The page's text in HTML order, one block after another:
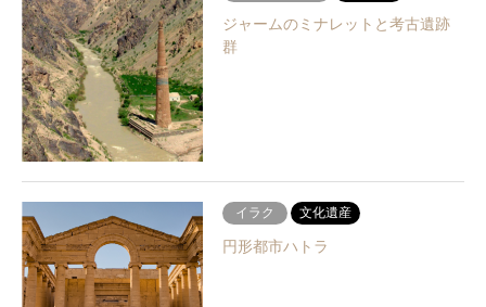
ジャームのミナレットと考古遺跡
群
イラク 文化遺産
円形都市ハトラ